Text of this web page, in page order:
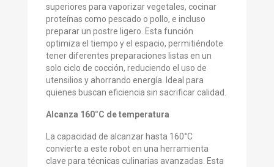
superiores para vaporizar vegetales, cocinar
proteínas como pescado o pollo, e incluso
preparar un postre ligero. Esta función
optimiza el tiempo y el espacio, permitiéndote
tener diferentes preparaciones listas en un
solo ciclo de cocción, reduciendo el uso de
utensilios y ahorrando energía. Ideal para
quienes buscan eficiencia sin sacrificar calidad.
Alcanza 160°C de temperatura
La capacidad de alcanzar hasta 160°C
convierte a este robot en una herramienta
clave para técnicas culinarias avanzadas. Esta